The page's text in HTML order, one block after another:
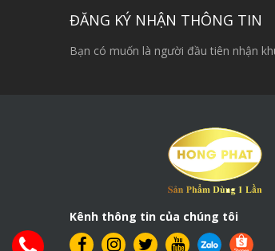
ĐĂNG KÝ NHẬN THÔNG TIN
Bạn có muốn là người đầu tiên nhận
Kênh thông tin của chúng tôi